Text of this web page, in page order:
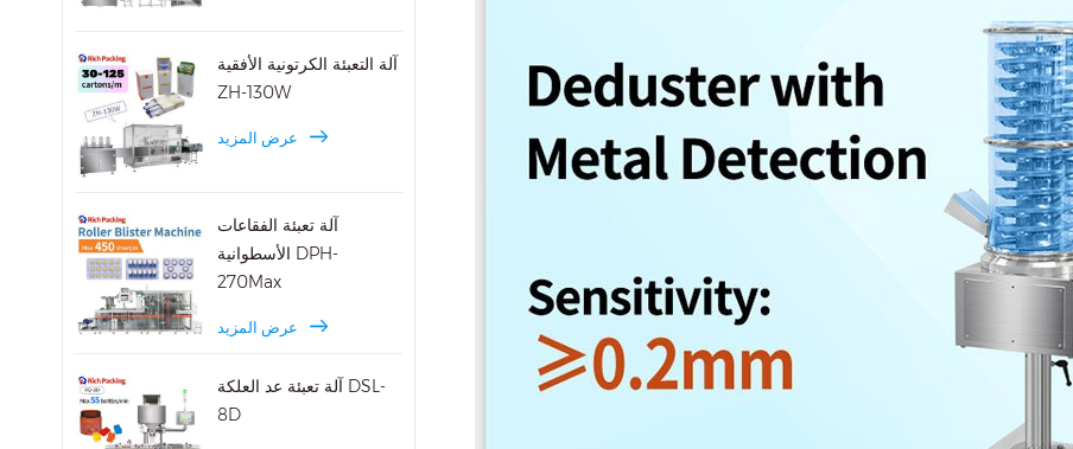
آلة التعبئة الكرتونية الأفقية
ZH-130W
عرض المزيد
آلة تعبئة الفقاعات
الأسطوانية DPH-
270Max
عرض المزيد
آلة تعبئة عد العلكة DSL-
8D